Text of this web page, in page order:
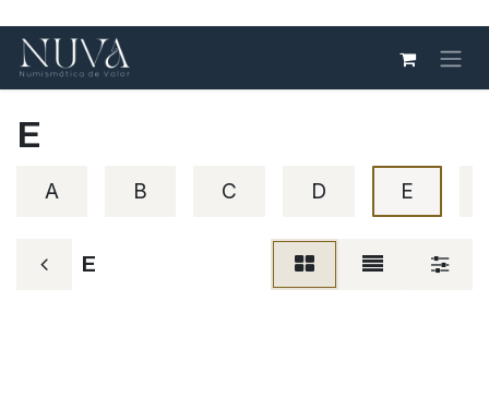
Ir al contenido
E
A B C D E
E